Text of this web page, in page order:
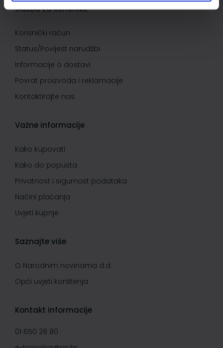
Služba za korisnike
Korisnički račun
Status/Povijest narudžbi
Informacije o dostavi
Povrat proizvoda i reklamacije
Kontaktirajte nas
Važne informacije
Kako kupovati
Kako do popusta
Privatnost i sigurnost podataka
Načini plaćanja
Uvjeti kupnje
Saznajte više
O Narodnim novinama d.d.
Opći uvjeti korištenja
Kontakt informacije
01 650 28 80